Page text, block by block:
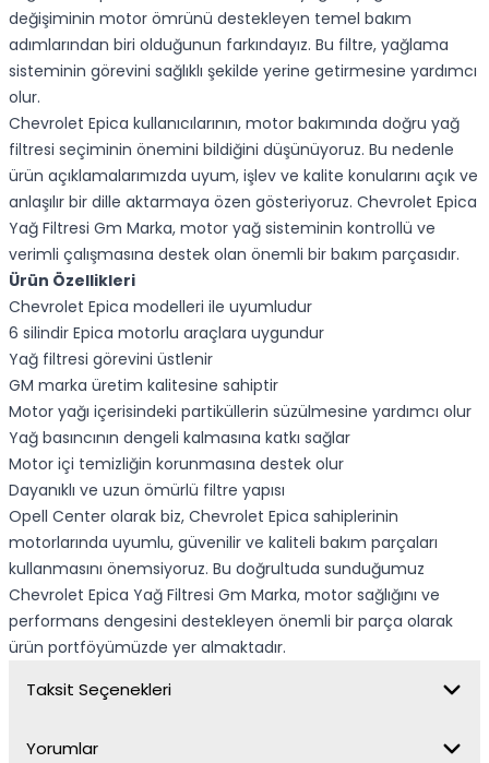
değişiminin motor ömrünü destekleyen temel bakım
adımlarından biri olduğunun farkındayız. Bu filtre, yağlama
sisteminin görevini sağlıklı şekilde yerine getirmesine yardımcı
olur.
Chevrolet Epica kullanıcılarının, motor bakımında doğru yağ
filtresi seçiminin önemini bildiğini düşünüyoruz. Bu nedenle
ürün açıklamalarımızda uyum, işlev ve kalite konularını açık ve
anlaşılır bir dille aktarmaya özen gösteriyoruz. Chevrolet Epica
Yağ Filtresi Gm Marka, motor yağ sisteminin kontrollü ve
verimli çalışmasına destek olan önemli bir bakım parçasıdır.
Ürün Özellikleri
Chevrolet Epica modelleri ile uyumludur
6 silindir Epica motorlu araçlara uygundur
Yağ filtresi görevini üstlenir
GM marka üretim kalitesine sahiptir
Motor yağı içerisindeki partiküllerin süzülmesine yardımcı olur
Yağ basıncının dengeli kalmasına katkı sağlar
Motor içi temizliğin korunmasına destek olur
Dayanıklı ve uzun ömürlü filtre yapısı
Opell Center olarak biz, Chevrolet Epica sahiplerinin
motorlarında uyumlu, güvenilir ve kaliteli bakım parçaları
kullanmasını önemsiyoruz. Bu doğrultuda sunduğumuz
Chevrolet Epica Yağ Filtresi Gm Marka, motor sağlığını ve
performans dengesini destekleyen önemli bir parça olarak
ürün portföyümüzde yer almaktadır.
Taksit Seçenekleri
Yorumlar